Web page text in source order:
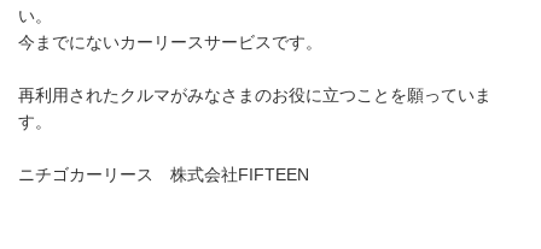
い。
今までにないカーリースサービスです。
再利用されたクルマがみなさまのお役に立つことを願っていま
す。
ニチゴカーリース 株式会社FIFTEEN